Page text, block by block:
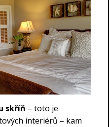
skříň – toto je
interiérů – kam